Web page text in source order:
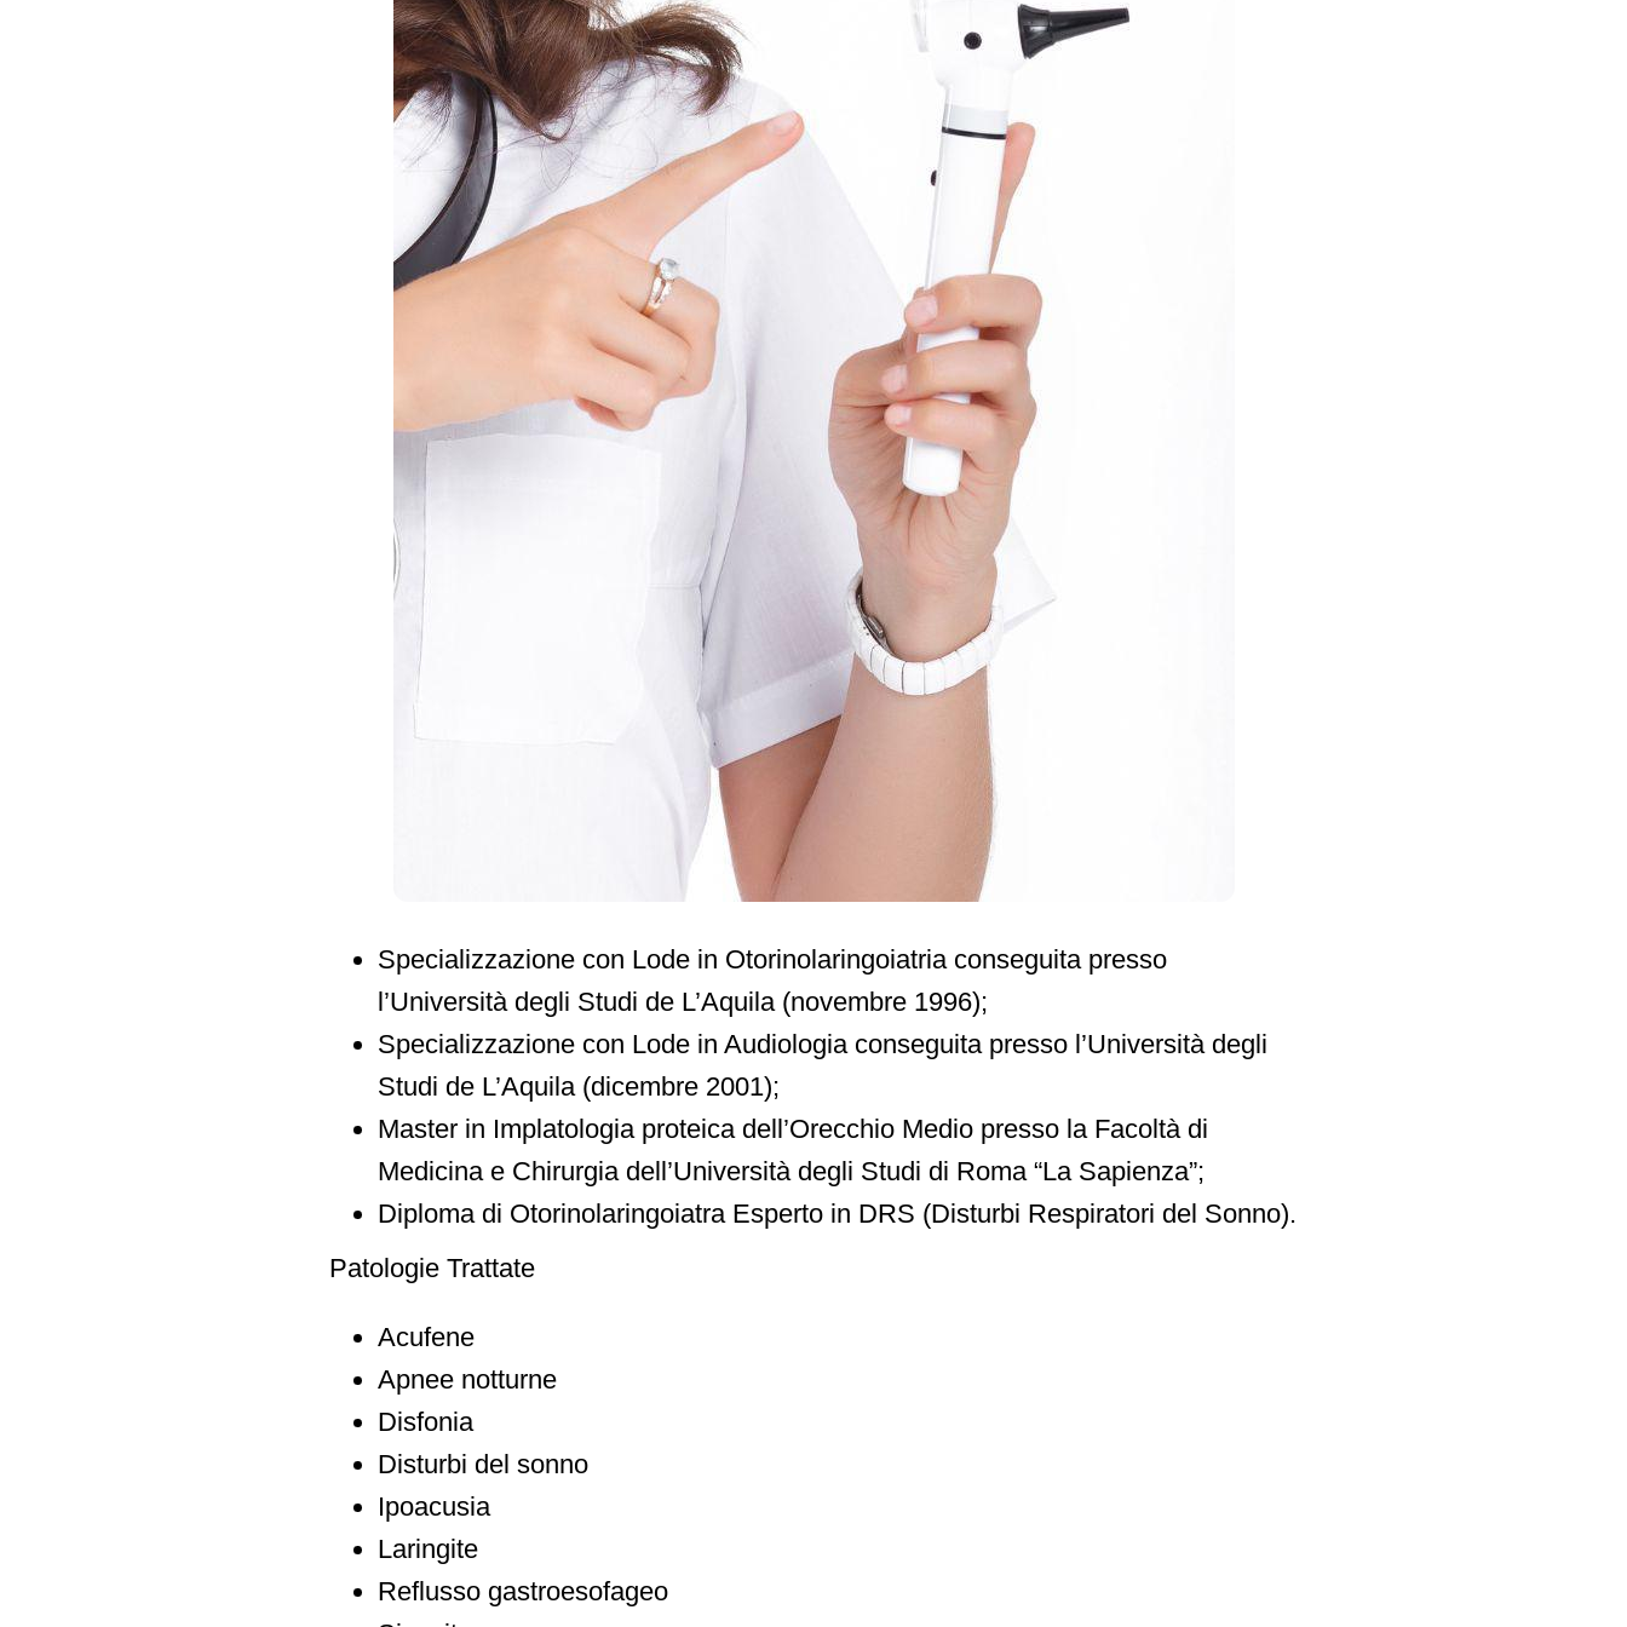
Specializzazione con Lode in Otorinolaringoiatria conseguita presso
l’Università degli Studi de L’Aquila (novembre 1996);
Specializzazione con Lode in Audiologia conseguita presso l’Università degli
Studi de L’Aquila (dicembre 2001);
Master in Implatologia proteica dell’Orecchio Medio presso la Facoltà di
Medicina e Chirurgia dell’Università degli Studi di Roma “La Sapienza”;
Diploma di Otorinolaringoiatra Esperto in DRS (Disturbi Respiratori del Sonno).
Patologie Trattate
Acufene
Apnee notturne
Disfonia
Disturbi del sonno
Ipoacusia
Laringite
Reflusso gastroesofageo